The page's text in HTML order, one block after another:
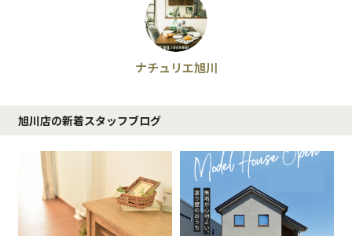
ナチュリエ旭川
旭川店の新着スタッフブログ